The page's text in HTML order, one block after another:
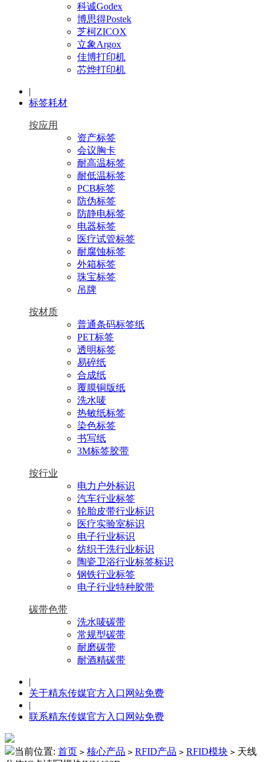
科诚Godex
博思得Postek
芝柯ZICOX
立象Argox
佳博打印机
芯烨打印机
|
标签耗材
按应用
资产标签
会议胸卡
耐高温标签
耐低温标签
PCB标签
防伪标签
防静电标签
电器标签
医疗试管标签
耐腐蚀标签
外箱标签
珠宝标签
吊牌
按材质
普通条码标签纸
PET标签
透明标签
易碎纸
合成纸
覆膜铜版纸
洗水唛
热敏纸标签
染色标签
书写纸
3M标签胶带
按行业
电力户外标识
汽车行业标签
轮胎皮带行业标识
医疗实验室标识
电子行业标识
纺织干洗行业标识
陶瓷卫浴行业标签标识
钢铁行业标签
电子行业特种胶带
碳带色带
洗水唛碳带
常规型碳带
耐磨碳带
耐酒精碳带
|
关于精东传媒官方入口网站免费
|
联系精东传媒官方入口网站免费
当前位置: 首页 > 核心产品 > RFID产品 > RFID模块 > 天线